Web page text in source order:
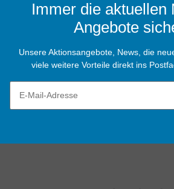
Immer die aktuellen
Angebote
Unsere Aktionsangebote, News, die
viele weitere Vorteile direkt ins